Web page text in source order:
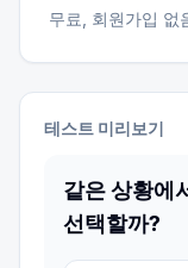
무료, 회원가입 없
테스트 미리보기
같은 상황에
선택할까?